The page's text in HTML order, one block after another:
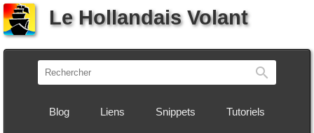
Le Hollandais Volant
Blog Liens Snippets Tutoriels